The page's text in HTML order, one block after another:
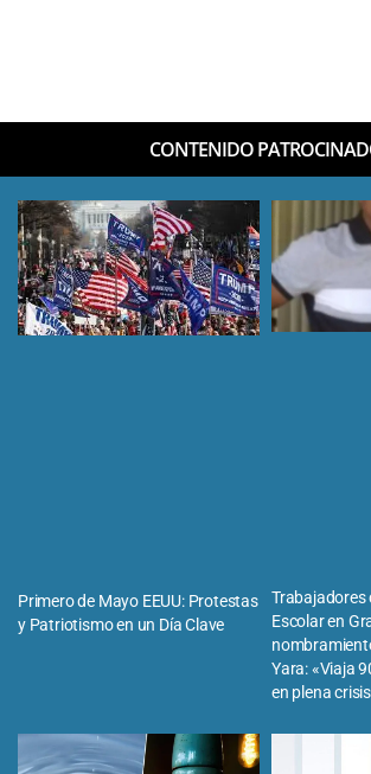
CONTENIDO
Primero de Mayo EEUU: Protestas
y Patriotismo en un Día Clave
Trabajadores
Escolar en
Yara: «Viaja
en plena